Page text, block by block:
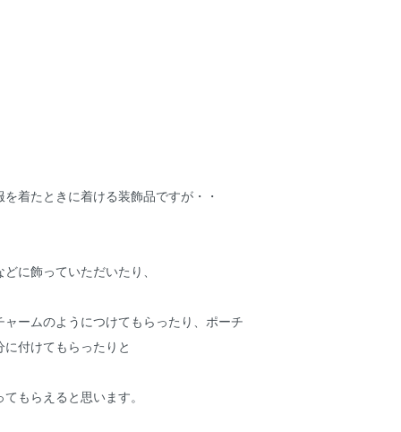
着たときに着ける装飾品ですが・・
に飾っていただいたり、
ームのようにつけてもらったり、ポーチ
付けてもらったりと
もらえると思います。